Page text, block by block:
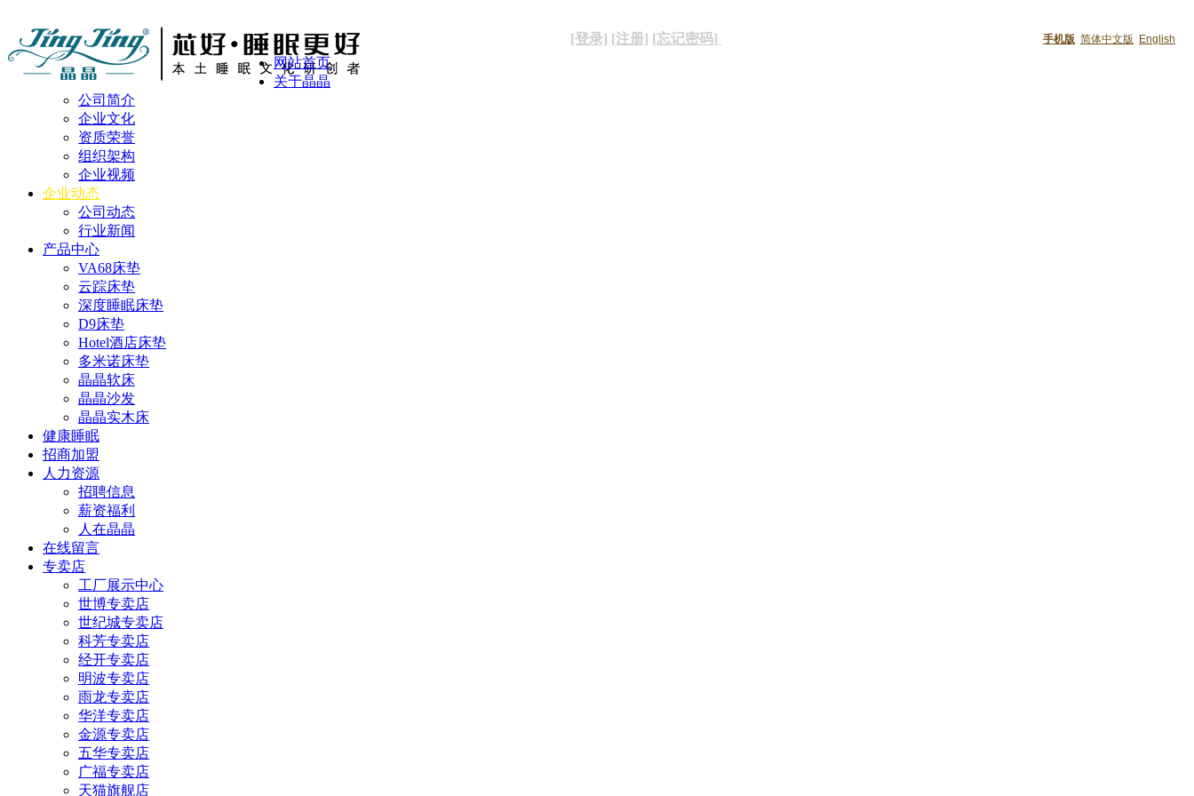
手机版 简体中文版 English
[登录] [注册] [忘记密码]
网站首页
关于晶晶
公司简介
企业文化
资质荣誉
组织架构
企业视频
企业动态
公司动态
行业新闻
产品中心
VA68床垫
云踪床垫
深度睡眠床垫
D9床垫
Hotel酒店床垫
多米诺床垫
晶晶软床
晶晶沙发
晶晶实木床
健康睡眠
招商加盟
人力资源
招聘信息
薪资福利
人在晶晶
在线留言
专卖店
工厂展示中心
世博专卖店
世纪城专卖店
科芳专卖店
经开专卖店
明波专卖店
雨龙专卖店
华洋专卖店
金源专卖店
五华专卖店
广福专卖店
天猫旗舰店